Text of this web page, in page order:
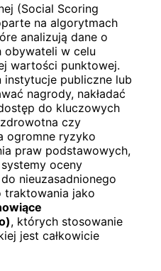
(Social Scoring
na algorytmach
analizują dane o
obywateli w celu
wartości punktowej.
publiczne lub
nagrody, nakładać
do kluczowych
czy
ogromne ryzyko
praw podstawowych,
oceny
nieuzasadnionego
traktowania jako
, których stosowanie
jest całkowicie